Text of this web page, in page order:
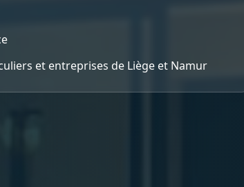
et entreprises de Liège et Namur